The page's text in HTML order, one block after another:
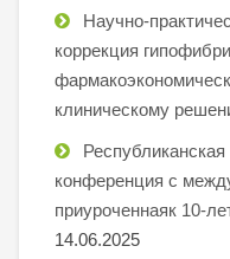
Научно-
коррекция
клиническому
конференция с
приуроченнаяк 10-
14.06.2025